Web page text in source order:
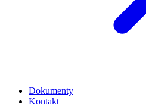
Dokumenty
Kontakt